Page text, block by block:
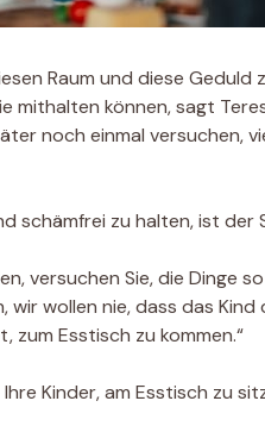
Raum und diese Geduld
mithalten können, sagt
noch einmal versuchen,
schämfrei zu halten, ist der
versuchen Sie, die Dinge
wir wollen nie, dass das
Esstisch zu kommen.“
Kinder, am Esstisch zu